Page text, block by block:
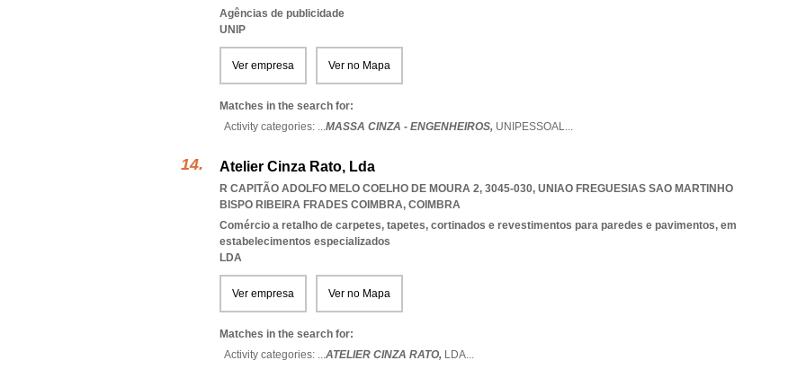
Agências de publicidade
UNIP
Ver empresa Ver no Mapa
Matches in the search for:
Activity categories: ...MASSA CINZA - ENGENHEIROS, UNIPESSOAL...
Atelier Cinza Rato, Lda
R CAPITÃO ADOLFO MELO COELHO DE MOURA 2, 3045-030, UNIAO FREGUESIAS SAO MARTINHO
BISPO RIBEIRA FRADES COIMBRA, COIMBRA
Comércio a retalho de carpetes, tapetes, cortinados e revestimentos para paredes e pavimentos, em
estabelecimentos especializados
LDA
Ver empresa Ver no Mapa
Matches in the search for:
Activity categories: ...ATELIER CINZA RATO, LDA...